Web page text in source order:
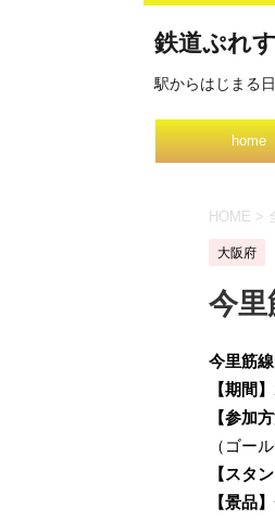
鉄道ぷれす
駅からはじまる
home
HOME >
大阪府
今里
今里筋
【期間】
【参加方
（ゴー
【スタ
【景品】